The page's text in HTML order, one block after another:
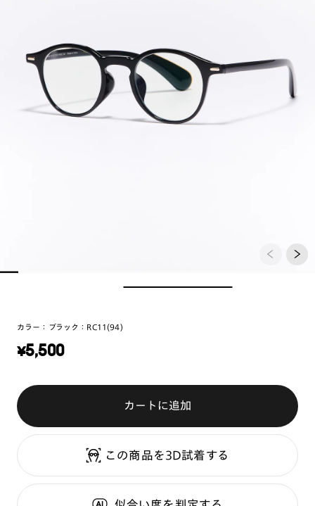
カラー： ブラック：RC11(94)
¥5,500
カートに追加
この商品を3D試着する